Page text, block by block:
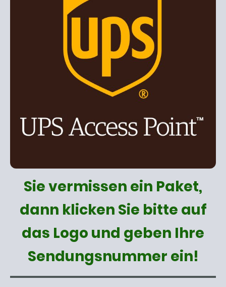
Sie vermissen ein Paket,
dann klicken Sie bitte auf
das Logo und geben Ihre
Sendungsnummer ein!